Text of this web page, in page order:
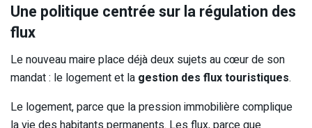
Une politique centrée sur la régulation des
flux
Le nouveau maire place déjà deux sujets au cœur de son
mandat : le logement et la gestion des flux touristiques.
Le logement, parce que la pression immobilière complique